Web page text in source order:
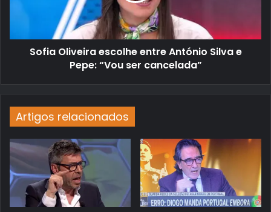
Sofia Oliveira escolhe entre António Silva e
Pepe: “Vou ser cancelada”
Artigos relacionados